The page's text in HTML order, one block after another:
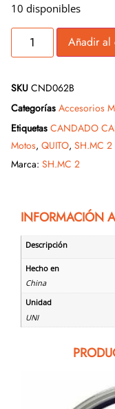
10 disponibles
Añadir al
SKU CND062B
Categorías Accesorios
Etiquetas CANDADO
Motos, QUITO, SH.MC 2
Marca: SH.MC 2
INFORMACIÓN
Descripción
Hecho en
China
Unidad
UNI